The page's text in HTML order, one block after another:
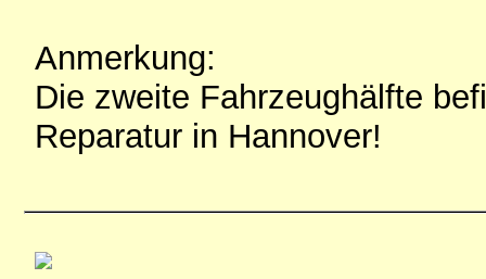
Anmerkung:
Die zweite Fahrzeughälfte
Reparatur in Hannover!